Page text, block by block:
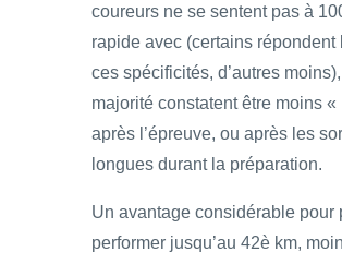
coureurs ne se sentent pas à
rapide avec (certains répondent
ces spécificités, d’autres
majorité constatent être moins «
après l’épreuve, ou après les
longues durant la préparation.
Un avantage considérable pour
performer jusqu’au 42è km,